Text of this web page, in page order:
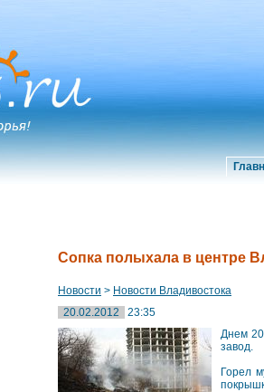
Сопка полыхала в центре
Новости > Новости Владивостока
20.02.2012
23:35
Днем 20
завод.
Горел